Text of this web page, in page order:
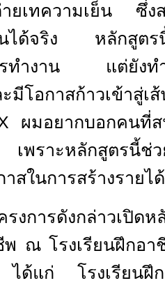
ยเทความเย็น ซึ่ง
ได้จริง หลักสูตรนี้
รทำงาน แต่ยังทำ
มีโอกาสก้าวเข้าสู่เ
ผมอยากบอกคนที่ส
เพราะหลักสูตรนี้
าสในการสร้างรายไ
รงการดังกล่าวเปิด
พ ณ โรงเรียนฝึกอ
แก่ โรงเรียนฝึก